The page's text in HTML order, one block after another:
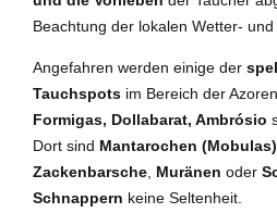
Beachtung der lokalen Wetter-
Angefahren werden einige der
Tauchspots im Bereich der
Formigas, Dollabarat, Ambrósio
Dort sind Mantarochen (Mobulas)
Zackenbarsche Muränen oder
Schnappern keine Seltenheit.